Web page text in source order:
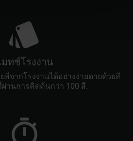
ทช์โรงงาน
สีจากโรงงานได้อย่างง่ายดายด้วยสี
ผ่านการคิดค้นกว่า 100 สี.